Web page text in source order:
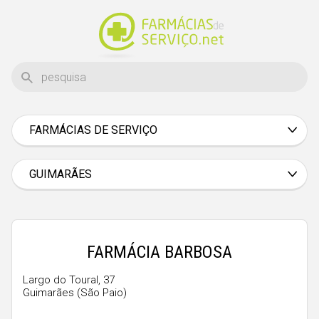
FARMÁCIAS DE SERVIÇO
Braga
Bragança
Castelo Branco
Évora
GUIMARÃES
FARMÁCIA BARBOSA
Largo do Toural, 37
Guimarães (São Paio)